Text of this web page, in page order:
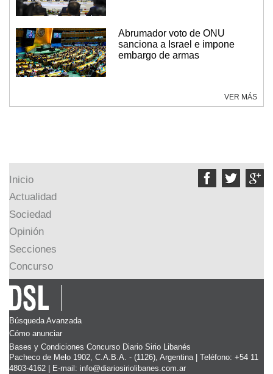
Abrumador voto de ONU
sanciona a Israel e impone
embargo de armas
VER MÁS
  
Inicio
Actualidad
Sociedad
Opinión
Secciones
Concurso
Búsqueda Avanzada
Cómo anunciar
Bases y Condiciones Concurso Diario Sirio Libanés
Pacheco de Melo 1902, C.A.B.A. - (1126), Argentina | Teléfono: +54 11
4803-4162 | E-mail: info@diariosiriolibanes.com.ar